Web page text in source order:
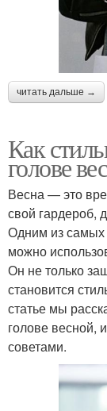
читать дальше →
Как
голове
Весна — это
свой гардероб,
Одним из самых
можно
Он не только
становится
статье мы
голове весной,
советами.